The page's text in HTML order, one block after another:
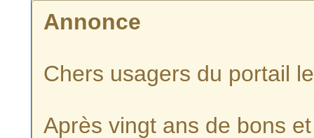
Annonce
Chers usagers du portail
Après vingt ans de bons